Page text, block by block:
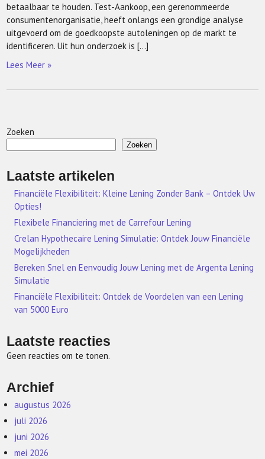
betaalbaar te houden. Test-Aankoop, een gerenommeerde
consumentenorganisatie, heeft onlangs een grondige analyse
uitgevoerd om de goedkoopste autoleningen op de markt te
identificeren. Uit hun onderzoek is […]
Lees Meer »
Zoeken
Zoeken
Laatste artikelen
Financiële Flexibiliteit: Kleine Lening Zonder Bank – Ontdek Uw
Opties!
Flexibele Financiering met de Carrefour Lening
Crelan Hypothecaire Lening Simulatie: Ontdek Jouw Financiële
Mogelijkheden
Bereken Snel en Eenvoudig Jouw Lening met de Argenta Lening
Simulatie
Financiële Flexibiliteit: Ontdek de Voordelen van een Lening
van 5000 Euro
Laatste reacties
Geen reacties om te tonen.
Archief
augustus 2026
juli 2026
juni 2026
mei 2026